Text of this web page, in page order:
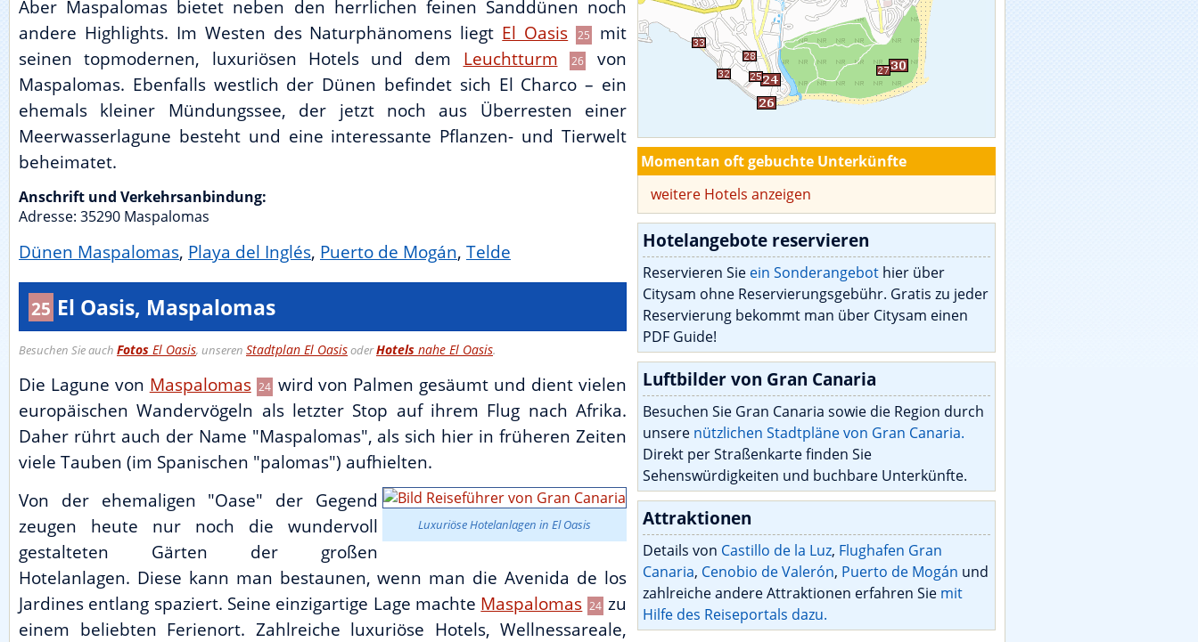
Aber Maspalomas bietet neben den herrlichen feinen Sanddünen noch
andere Highlights. Im Westen des Naturphänomens liegt El Oasis 25
mit
seinen topmodernen, luxuriösen Hotels und dem Leuchtturm 26von
Maspalomas. Ebenfalls westlich der Dünen befindet sich El Charco – ein
ehemals kleiner Mündungssee, der jetzt noch aus Überresten einer
Meerwasserlagune besteht und eine interessante Pflanzen- und Tierwelt
beheimatet.
Anschrift und Verkehrsanbindung:
Adresse: 35290 Maspalomas
Dünen Maspalomas, Playa del Inglés, Puerto de Mogán, Telde
25 El Oasis, Maspalomas
Besuchen Sie auch Fotos El Oasis, unseren Stadtplan El OasisoderHotels nahe El Oasis.
Die Lagune von Maspalomas 24wird von Palmen gesäumt und dient vielen
europäischen Wandervögeln als letzter Stop auf ihrem Flug nach Afrika.
Daher rührt auch der Name "Maspalomas", als sich hier in früheren Zeiten
viele Tauben (im Spanischen "palomas") aufhielten.
Luxuriöse Hotelanlagen in El Oasis
Von der ehemaligen "Oase" der Gegend
zeugen heute nur noch die wundervoll
gestalteten Gärten der großen
Hotelanlagen. Diese kann man bestaunen, wenn man die Avenida de los
Jardines entlang spaziert. Seine einzigartige Lage machte Maspalomas 24zu
einem beliebten Ferienort. Zahlreiche luxuriöse Hotels, Wellnessareale,
Momentan oft gebuchte Unterkünfte
weitere Hotels anzeigen
Hotelangebote reservieren
Reservieren Sie ein Sonderangebot hier über
Citysam ohne Reservierungsgebühr. Gratis zu jeder
Reservierung bekommt man über Citysam einen
PDF Guide!
Luftbilder von Gran Canaria
Besuchen Sie Gran Canaria sowie die Region durch
unsere nützlichen Stadtpläne von Gran Canaria.
Direkt per Straßenkarte finden Sie
Sehenswürdigkeiten und buchbare Unterkünfte.
Attraktionen
Details von Castillo de la Luz, Flughafen Gran
Canaria, Cenobio de Valerón, Puerto de Mogán und
zahlreiche andere Attraktionen erfahren Sie mit
Hilfe des Reiseportals dazu.